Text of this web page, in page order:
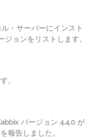
・サーバーにインスト
ョンをリストします。
。
バージョン 4.4.0 が
報告しました。